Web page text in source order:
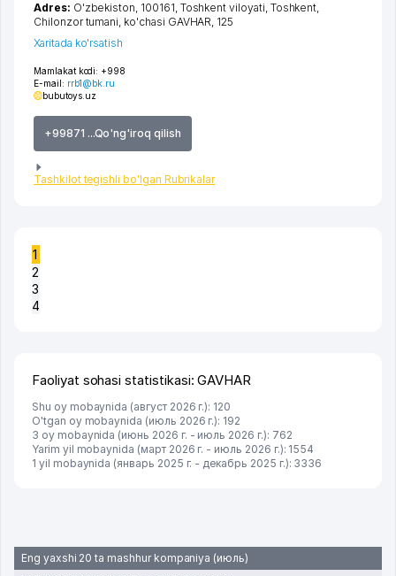
Mamlakat kodi: +998
E-mail: rrb1@bk.ru
bubutoys.uz
+99871 ...Qo'ng'iroq qilish
Tashkilot tegishli bo'lgan Rubrikalar
Adres: O'zbekiston, 100161, Toshkent viloyati, Toshkent,
Chilonzor tumani, ko'chasi GAVHAR, 125
Xaritada ko'rsatish
1
2
3
4
Faoliyat sohasi statistikasi: GAVHAR
Shu oy mobaynida (август 2026 г.): 120
O'tgan oy mobaynida (июль 2026 г.): 192
3 oy mobaynida (июнь 2026 г. - июль 2026 г.): 762
Yarim yil mobaynida (март 2026 г. - июль 2026 г.): 1554
1 yil mobaynida (январь 2025 г. - декабрь 2025 г.): 3336
Eng yaxshi 20 ta mashhur kompaniya (июль)